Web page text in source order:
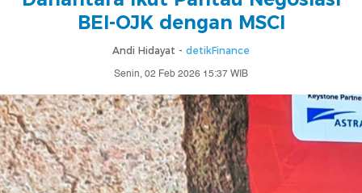
BEI-OJK dengan MSCI
Andi Hidayat - detikFinance
Senin, 02 Feb 2026 15:37 WIB